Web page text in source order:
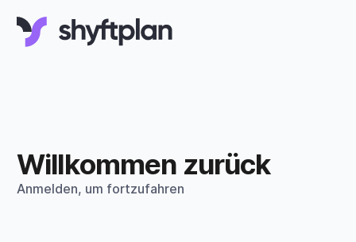
Willkommen zurück
Anmelden, um fortzufahren